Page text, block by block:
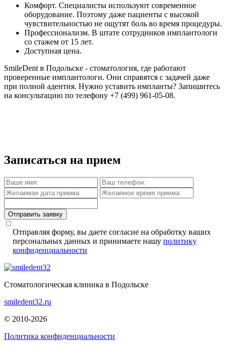
Комфорт. Специалисты используют современное
оборудование. Поэтому даже пациенты с высокой
чувствительностью не ощутят боль во время процедуры.
Профессионализм. В штате сотрудников имплантологи
со стажем от 15 лет.
Доступная цена.
SmileDent в Подольске - стоматология, где работают
проверенные имплантологи. Они справятся с задачей даже
при полной адентия. Нужно уставить импланты? Запишитесь
на консультацию по телефону +7 (499) 961-05-08.
Записаться на прием
Отправить заявку
Отправляя форму, вы даете согласие на обработку ваших
персональных данных и принимаете нашу политику
конфиденциальности
Стоматологическая клиника в Подольске
smiledent32.ru
© 2010-2026
Политика конфиденциальности